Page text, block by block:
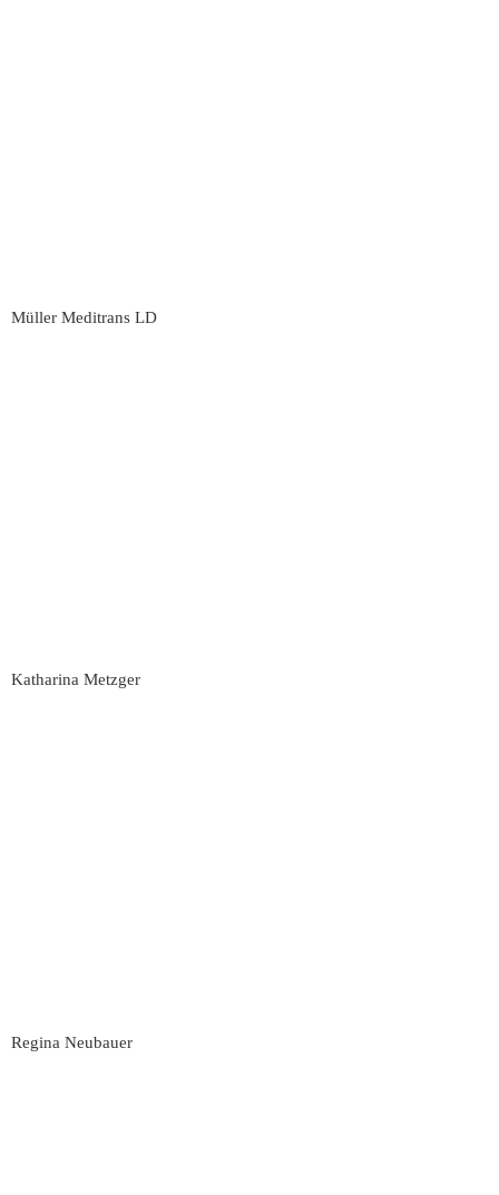
Müller Meditrans LD
Katharina Metzger
Regina Neubauer